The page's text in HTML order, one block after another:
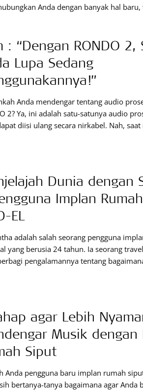
Anda dengan banyak hal
di pikiran Anda, tentang apa yang
: “Dengan RONDO 2,
Lupa Sedang
Anda mendengar tentang audio
2? Ya, ini adalah satu-satunya audio
diisi ulang secara nirkabel. Nah,
Dunia dengan
Implan
EL
adalah salah seorang pengguna
yang berusia 24 tahun. Ia seorang
pengalamannya tentang
agar Lebih
Musik dengan
Siput
Anda pengguna baru implan rumah
bertanya-tanya bagaimana agar Anda